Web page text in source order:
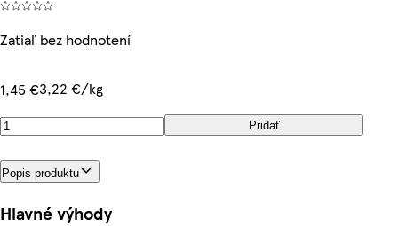
Zatiaľ bez hodnotení
1,45 €3,22 €/kg
Pridať
Popis produktu
Hlavné výhody